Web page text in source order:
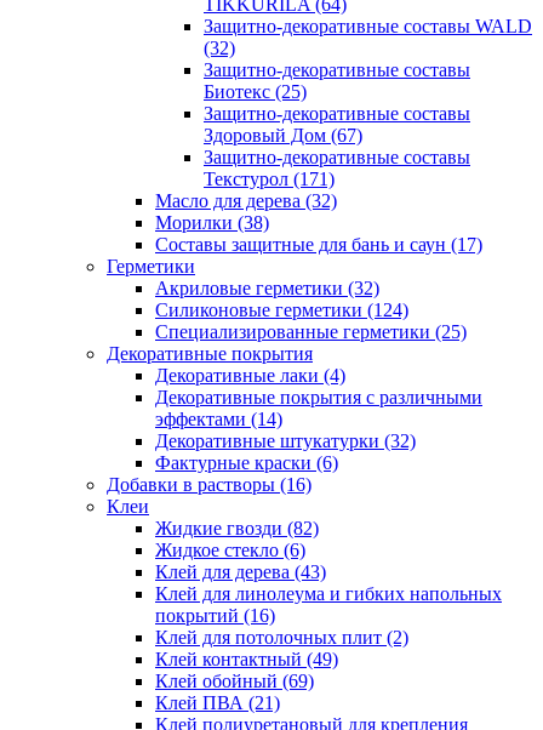
TIKKURILA (64)
Защитно-декоративные составы WALD
(32)
Защитно-декоративные составы
Биотекс (25)
Защитно-декоративные составы
Здоровый Дом (67)
Защитно-декоративные составы
Текстурол (171)
Масло для дерева (32)
Морилки (38)
Составы защитные для бань и саун (17)
Герметики
Акриловые герметики (32)
Силиконовые герметики (124)
Специализированные герметики (25)
Декоративные покрытия
Декоративные лаки (4)
Декоративные покрытия с различными
эффектами (14)
Декоративные штукатурки (32)
Фактурные краски (6)
Добавки в растворы (16)
Клеи
Жидкие гвозди (82)
Жидкое стекло (6)
Клей для дерева (43)
Клей для линолеума и гибких напольных
покрытий (16)
Клей для потолочных плит (2)
Клей контактный (49)
Клей обойный (69)
Клей ПВА (21)
Клей полиуретановый для крепления